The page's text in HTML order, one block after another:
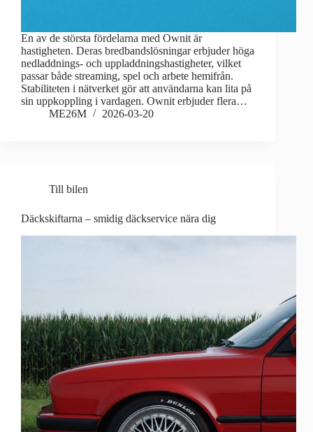
En av de största fördelarna med Ownit är
hastigheten. Deras bredbandslösningar erbjuder höga
nedladdnings- och uppladdningshastigheter, vilket
passar både streaming, spel och arbete hemifrån.
Stabiliteten i nätverket gör att användarna kan lita på
sin uppkoppling i vardagen. Ownit erbjuder flera…
ME26M
2026-03-20
Till bilen
Däckskiftarna – smidig däckservice nära dig